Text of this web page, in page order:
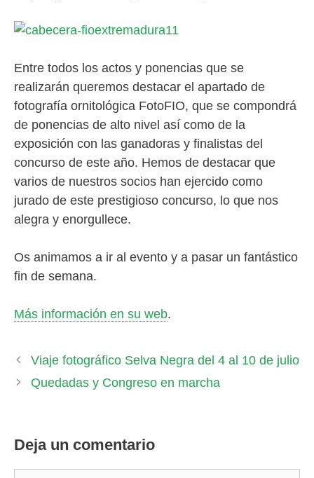
Entre todos los actos y ponencias que se
realizarán queremos destacar el apartado de
fotografía ornitológica FotoFIO, que se compondrá
de ponencias de alto nivel así como de la
exposición con las ganadoras y finalistas del
concurso de este año. Hemos de destacar que
varios de nuestros socios han ejercido como
jurado de este prestigioso concurso, lo que nos
alegra y enorgullece.
Os animamos a ir al evento y a pasar un fantástico
fin de semana.
Más información en su web.
Viaje fotográfico Selva Negra del 4 al 10 de julio
Quedadas y Congreso en marcha
Deja un comentario